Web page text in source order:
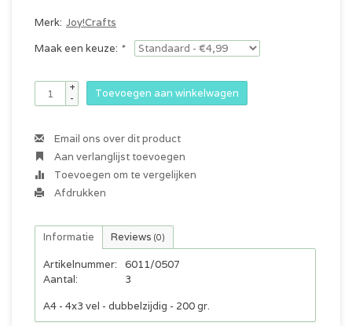
Merk: Joy!Crafts
Maak een keuze: *
+
-
Toevoegen aan winkelwagen
Email ons over dit product
Aan verlanglijst toevoegen
Toevoegen om te vergelijken
Afdrukken
Informatie Reviews (0)
Artikelnummer:
6011/0507
Aantal:
3
A4 - 4x3 vel - dubbelzijdig - 200 gr.